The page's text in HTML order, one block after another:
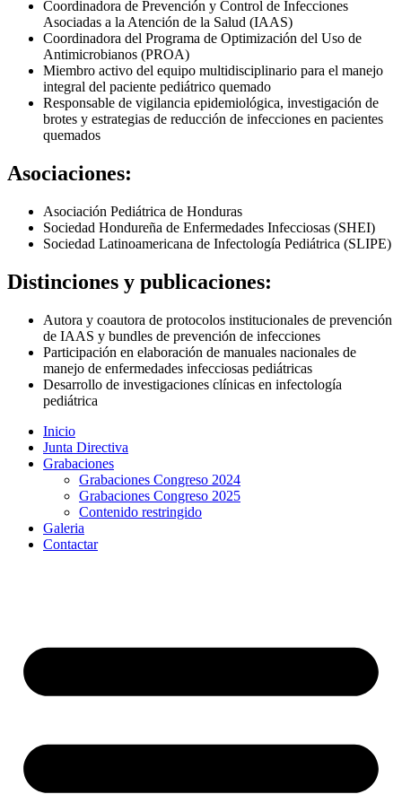
Coordinadora de Prevención y Control de Infecciones
Asociadas a la Atención de la Salud (IAAS)
Coordinadora del Programa de Optimización del Uso de
Antimicrobianos (PROA)
Miembro activo del equipo multidisciplinario para el manejo
integral del paciente pediátrico quemado
Responsable de vigilancia epidemiológica, investigación de
brotes y estrategias de reducción de infecciones en pacientes
quemados
Asociaciones:
Asociación Pediátrica de Honduras
Sociedad Hondureña de Enfermedades Infecciosas (SHEI)
Sociedad Latinoamericana de Infectología Pediátrica (SLIPE)
Distinciones y publicaciones:
Autora y coautora de protocolos institucionales de prevención
de IAAS y bundles de prevención de infecciones
Participación en elaboración de manuales nacionales de
manejo de enfermedades infecciosas pediátricas
Desarrollo de investigaciones clínicas en infectología
pediátrica
Inicio
Junta Directiva
Grabaciones
Grabaciones Congreso 2024
Grabaciones Congreso 2025
Contenido restringido
Galeria
Contactar